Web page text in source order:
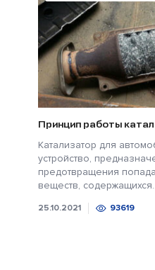
Принцип работы
Катализатор для
устройство,
предотвращения
веществ,
25.10.2021 93619